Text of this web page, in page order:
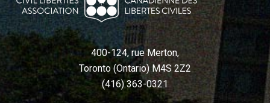
400-124, rue Merton,
Toronto (Ontario) M4S 2Z2
(416) 363-0321